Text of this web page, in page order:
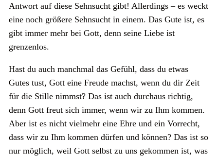
Antwort auf diese Sehnsucht gibt! Allerdings – es weckt
eine noch größere Sehnsucht in einem. Das Gute ist, es
gibt immer mehr bei Gott, denn seine Liebe ist
grenzenlos.
Hast du auch manchmal das Gefühl, dass du etwas
Gutes tust, Gott eine Freude machst, wenn du dir Zeit
für die Stille nimmst? Das ist auch durchaus richtig,
denn Gott freut sich immer, wenn wir zu Ihm kommen.
Aber ist es nicht vielmehr eine Ehre und ein Vorrecht,
dass wir zu Ihm kommen dürfen und können? Das ist so
nur möglich, weil Gott selbst zu uns gekommen ist, was